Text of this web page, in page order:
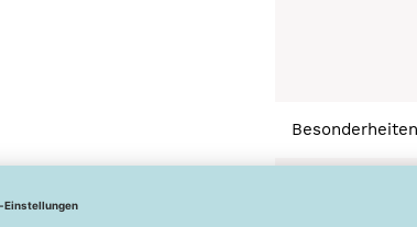
Besonderheiten
Bügeln